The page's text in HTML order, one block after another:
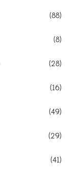
(88)
(8)
(28)
(16)
(49)
(29)
(41)